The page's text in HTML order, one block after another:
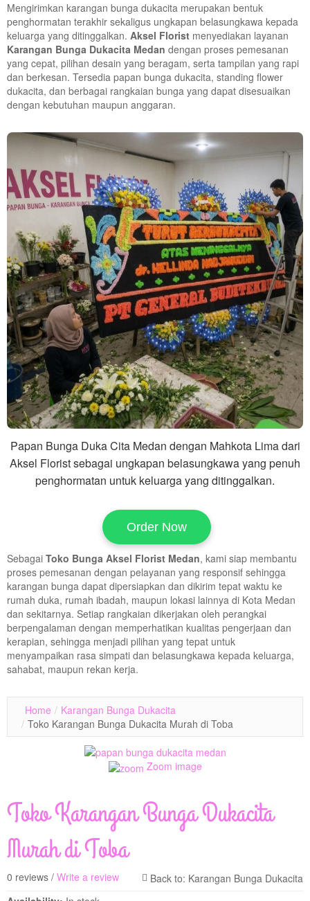
Mengirimkan karangan bunga dukacita merupakan bentuk
penghormatan terakhir sekaligus ungkapan belasungkawa kepada
keluarga yang ditinggalkan. Aksel Florist menyediakan layanan
Karangan Bunga Dukacita Medan dengan proses pemesanan
yang cepat, pilihan desain yang beragam, serta tampilan yang rapi
dan berkesan. Tersedia papan bunga dukacita, standing flower
dukacita, dan berbagai rangkaian bunga yang dapat disesuaikan
dengan kebutuhan maupun anggaran.
Papan Bunga Duka Cita Medan dengan Mahkota Lima dari
Aksel Florist sebagai ungkapan belasungkawa yang penuh
penghormatan untuk keluarga yang ditinggalkan.
Order Now
Sebagai Toko Bunga Aksel Florist Medan, kami siap membantu
proses pemesanan dengan pelayanan yang responsif sehingga
karangan bunga dapat dipersiapkan dan dikirim tepat waktu ke
rumah duka, rumah ibadah, maupun lokasi lainnya di Kota Medan
dan sekitarnya. Setiap rangkaian dikerjakan oleh perangkai
berpengalaman dengan memperhatikan kualitas pengerjaan dan
kerapian, sehingga menjadi pilihan yang tepat untuk
menyampaikan rasa simpati dan belasungkawa kepada keluarga,
sahabat, maupun rekan kerja.
Home / Karangan Bunga Dukacita
/ Toko Karangan Bunga Dukacita Murah di Toba
Zoom image
Toko Karangan Bunga Dukacita
Murah di Toba
0 reviews / Write a review